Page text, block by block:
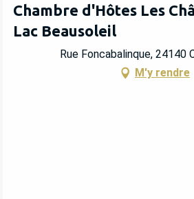
Chambre d'Hôtes Les
Lac Beausoleil
Rue Foncabalinque, 24140
M'y rendre